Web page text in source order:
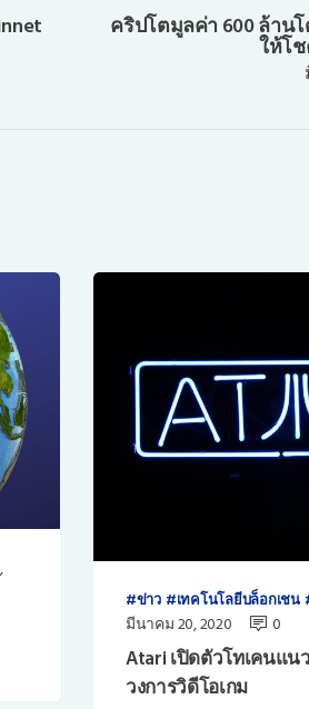
คริปโตมูลค่า 600 ล้าน
ให้โ
ข่าว เทคโนโลยีบล็อกเชน
มีนาคม 20, 2020 0
Atari เปิดตัวโทเคนแ
วงการวิดีโอเกม